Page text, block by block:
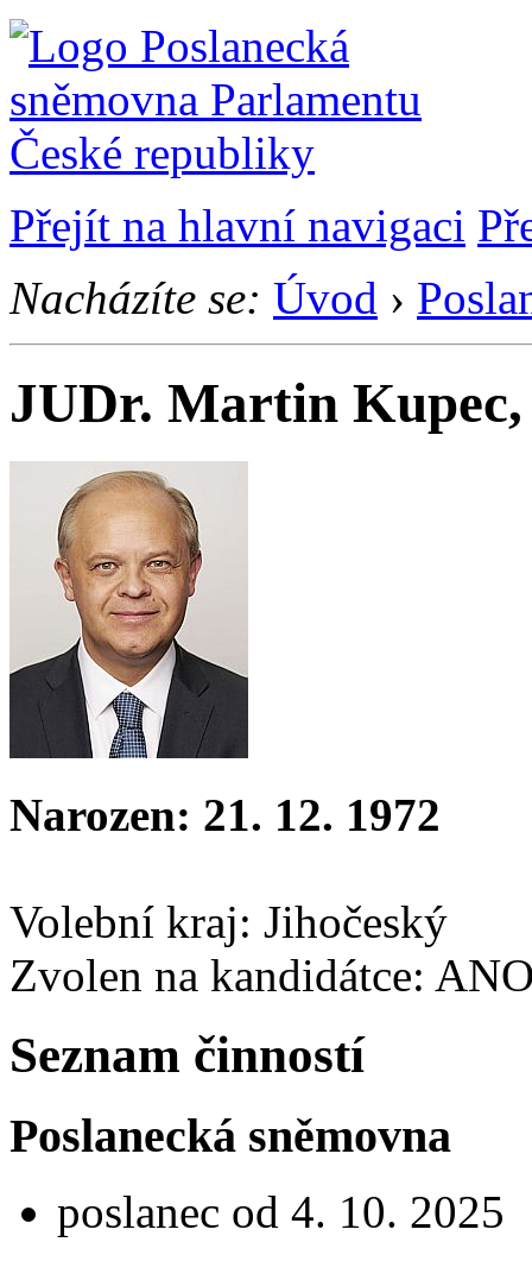
Přejít na hlavní navigaci
Nacházíte se: Úvod ›
JUDr. Martin Kupec,
Narozen: 21. 12. 1972
Volební kraj: Jihočeský
Zvolen na kandidátce:
Seznam činností
Poslanecká sněmovna
poslanec od 4. 10. 2025